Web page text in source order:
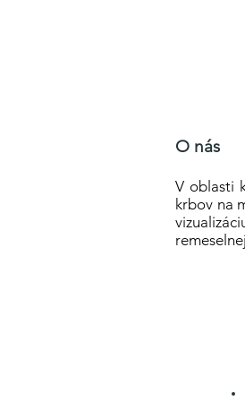
O nás
V oblasti
krbov na